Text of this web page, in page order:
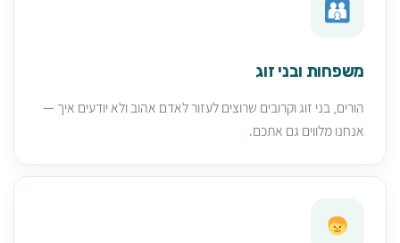
משפחות ובני זוג
הורים, בני זוג וקרובים שרוצים לעזור לאדם אהוב ולא יודעים איך —
אנחנו מלווים גם אתכם.